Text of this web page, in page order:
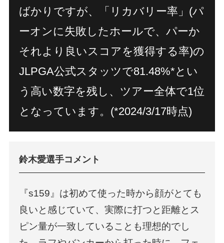
ばかりですが、「リカバリー率」(パ
ーオンに失敗したホールで、パーか
それより良いスコアを獲得する率)の
JLPGA公式スタッツで81.48%*とい
う高い数字を残し、ツアー全体で1位
となっています。(*2024/3/17時点)
鈴木愛選手コメント
『s159』は初めて使った時から顔がとても
良いと感じていて、実際に打つと距離とス
ピン量が一致していることも理想的でし
Catalog
製品カタログ
Archive
Tour Pros
Concept Shop
フィッティング
News
Company
会社概要
よくあるご質問
イベント情報
Rental Club
Recruit
採用情報
Contact
お問い合わせ
PING.com〔グローバル〕
修理について安全取り扱いマニュアル模倣品に関する注意
プライバシーポリシー利用規約 免責事項
Page Top